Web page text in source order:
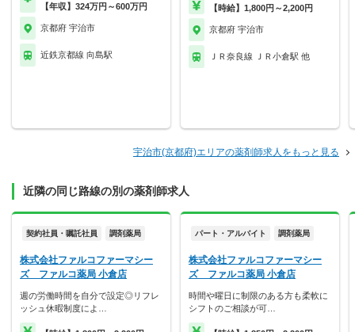
【年収】324万円～600万円
京都府 宇治市
近鉄京都線 向島駅
【時給】1,800円～2,200円
京都府 宇治市
ＪＲ奈良線 ＪＲ小倉駅 他
宇治市(京都府)エリアの薬剤師求人をもっと見る
近隣の同じ路線の別の薬剤師求人
契約社員・嘱託社員 調剤薬局
株式会社ファルコファーマシー
ズ ファルコ薬局 小倉店
週の労働時間を自分で設定◎リフレ
ッシュ休暇制度によ…
パート・アルバイト 調剤薬局
株式会社ファルコファーマシー
ズ ファルコ薬局 小倉店
時間や曜日に制限のある方も柔軟に
シフトのご相談が可…